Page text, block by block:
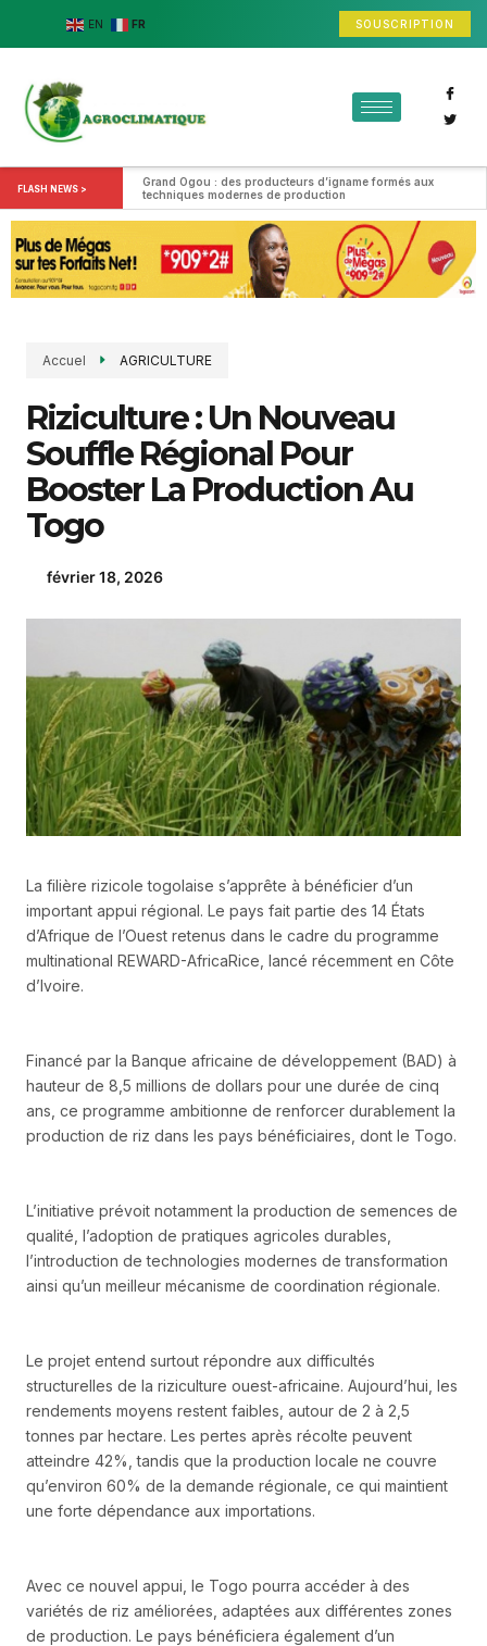
EN FR SOUSCRIPTION
FLASH NEWS >
Grand Ogou : des producteurs d’igname formés aux
techniques modernes de production
Accuel AGRICULTURE
Riziculture : Un Nouveau
Souffle Régional Pour
Booster La Production Au
Togo
février 18, 2026
La filière rizicole togolaise s’apprête à bénéficier d’un
important appui régional. Le pays fait partie des 14 États
d’Afrique de l’Ouest retenus dans le cadre du programme
multinational REWARD-AfricaRice, lancé récemment en Côte
d’Ivoire.
Financé par la Banque africaine de développement (BAD) à
hauteur de 8,5 millions de dollars pour une durée de cinq
ans, ce programme ambitionne de renforcer durablement la
production de riz dans les pays bénéficiaires, dont le Togo.
L’initiative prévoit notamment la production de semences de
qualité, l’adoption de pratiques agricoles durables,
l’introduction de technologies modernes de transformation
ainsi qu’un meilleur mécanisme de coordination régionale.
Le projet entend surtout répondre aux difficultés
structurelles de la riziculture ouest-africaine. Aujourd’hui, les
rendements moyens restent faibles, autour de 2 à 2,5
tonnes par hectare. Les pertes après récolte peuvent
atteindre 42%, tandis que la production locale ne couvre
qu’environ 60% de la demande régionale, ce qui maintient
une forte dépendance aux importations.
Avec ce nouvel appui, le Togo pourra accéder à des
variétés de riz améliorées, adaptées aux différentes zones
de production. Le pays bénéficiera également d’un